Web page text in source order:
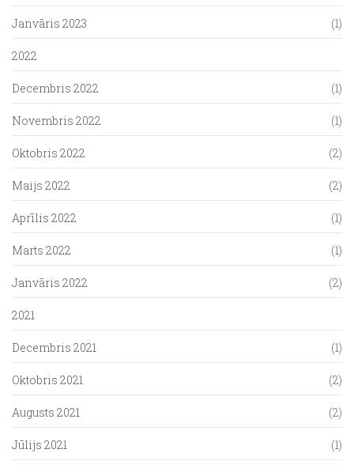
Janvāris 2023 (1)
2022
Decembris 2022 (1)
Novembris 2022 (1)
Oktobris 2022 (2)
Maijs 2022 (2)
Aprīlis 2022 (1)
Marts 2022 (1)
Janvāris 2022 (2)
2021
Decembris 2021 (1)
Oktobris 2021 (2)
Augusts 2021 (2)
Jūlijs 2021 (1)